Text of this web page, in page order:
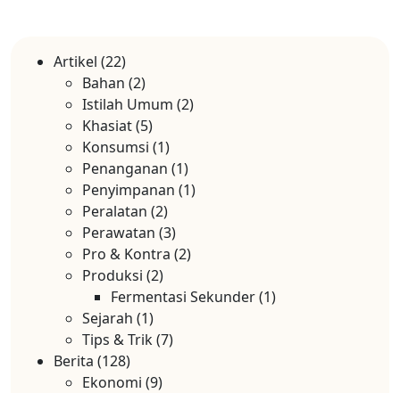
Artikel (22)
Bahan (2)
Istilah Umum (2)
Khasiat(5)
Konsumsi (1)
Penanganan (1)
Penyimpanan (1)
Peralatan (2)
Perawatan (3)
Pro & Kontra (2)
Produksi (2)
Fermentasi Sekunder(1)
Sejarah (1)
Tips & Trik(7)
Berita (128)
Ekonomi (9)